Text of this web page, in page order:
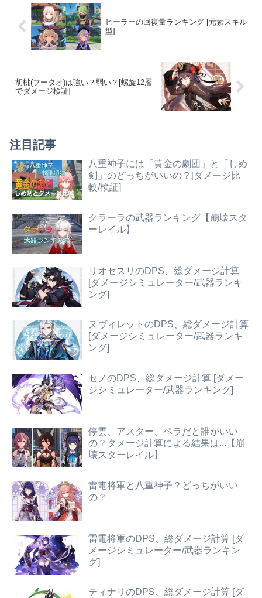
ヒーラーの回復量ランキング [元素スキル
型]
胡桃(フータオ)は強い？弱い？[螺旋12層
でダメージ検証]
注目記事
八重神子には「黄金の劇団」と「しめ
剣」のどっちがいいの？[ダメージ比
較/検証]
クラーラの武器ランキング【崩壊スタ
ーレイル】
リオセスリのDPS、総ダメージ計算
[ダメージシミュレーター/武器ランキ
ング]
ヌヴィレットのDPS、総ダメージ計算
[ダメージシミュレーター/武器ランキ
ング]
セノのDPS、総ダメージ計算 [ダメー
ジシミュレーター/武器ランキング]
停雲、アスター、ペラだと誰がいい
の？ダメージ計算による結果は...【崩
壊スターレイル】
雷電将軍と八重神子？どっちがいい
の？
雷電将軍のDPS、総ダメージ計算 [ダ
メージシミュレーター/武器ランキン
グ]
ティナリのDPS、総ダメージ計算 [ダ